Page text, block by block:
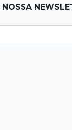
morre ao bater
que o maior
NOSSA